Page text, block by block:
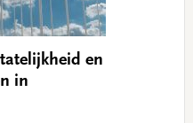
en
in